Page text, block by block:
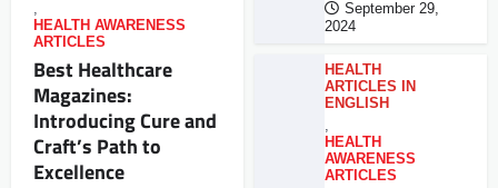
HEALTH AWARENESS
ARTICLES
Best Healthcare
Magazines:
Introducing Cure and
Craft’s Path to
Excellence
September 29,
2024
HEALTH
ARTICLES IN
ENGLISH
HEALTH
AWARENESS
ARTICLES